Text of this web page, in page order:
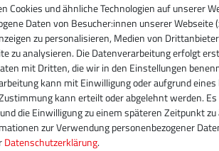
PARTIKELFILTER NEU
Cookies und ähnliche Technologien auf unserer
Daten von Besucher:innen unserer Webseite
zu personalisieren, Medien von
zu analysieren. Die Datenverarbeitung erfolgt
mit Dritten, die wir in den Einstellungen
kann mit Einwilligung oder aufgrund
kann erteilt oder abgelehnt werden.
die Einwilligung zu einem späteren Zeitpunkt
zur Verwendung personenbezogener
Daten­schutz­erklärung.